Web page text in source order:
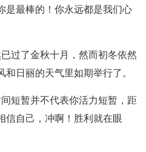
是最棒的！你永远都是我们心
过了金秋十月，然而初冬依然
日丽的天气里如期举行了。
短暂并不代表你活力短暂，距
信自己，冲啊！胜利就在眼